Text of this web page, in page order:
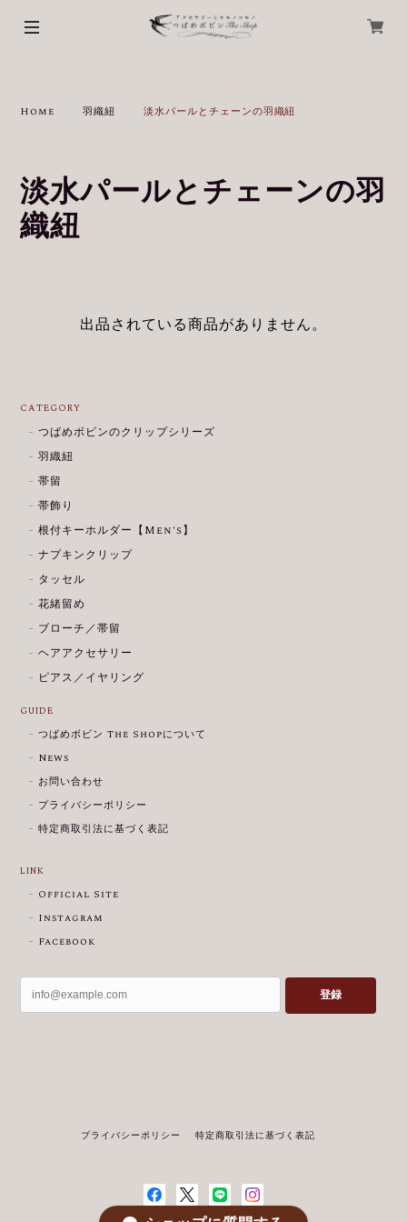
Home 羽織紐 淡水パールとチェーンの羽織紐
淡水パールとチェーンの羽
織紐
出品されている商品がありません。
CATEGORY
つばめボビンのクリップシリーズ
羽織紐
帯留
帯飾り
根付キーホルダー【Men's】
ナプキンクリップ
タッセル
花緒留め
ブローチ／帯留
ヘアアクセサリー
ピアス／イヤリング
GUIDE
つばめボビン The Shopについて
News
お問い合わせ
プライバシーポリシー
特定商取引法に基づく表記
LINK
Official Site
Instagram
Facebook
登録
プライバシーポリシー 特定商取引法に基づく表記